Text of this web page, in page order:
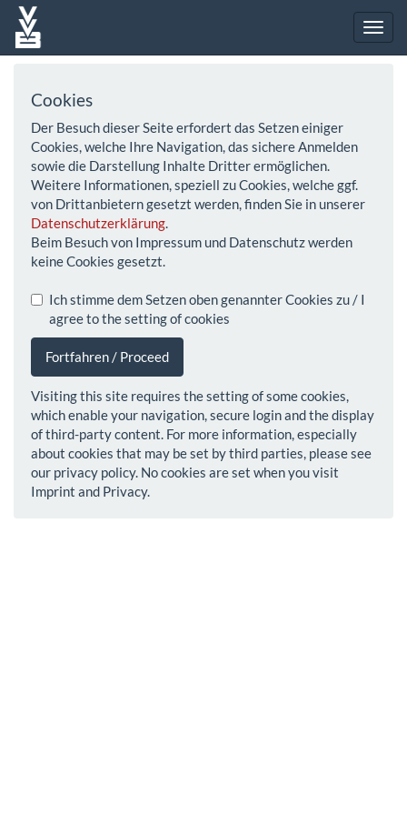
Cookies
Der Besuch dieser Seite erfordert das Setzen einiger
Cookies, welche Ihre Navigation, das sichere Anmelden
sowie die Darstellung Inhalte Dritter ermöglichen.
Weitere Informationen, speziell zu Cookies, welche ggf.
von Drittanbietern gesetzt werden, finden Sie in unserer
Datenschutzerklärung.
Beim Besuch von Impressum und Datenschutz werden
keine Cookies gesetzt.
Ich stimme dem Setzen oben genannter Cookies zu / I
agree to the setting of cookies
Fortfahren / Proceed
Visiting this site requires the setting of some cookies,
which enable your navigation, secure login and the display
of third-party content. For more information, especially
about cookies that may be set by third parties, please see
our privacy policy. No cookies are set when you visit
Imprint and Privacy.